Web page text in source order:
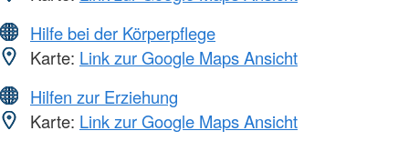
Hilfe bei der Körperpflege
Karte: Link zur Google Maps Ansicht
Hilfen zur Erziehung
Karte: Link zur Google Maps Ansicht